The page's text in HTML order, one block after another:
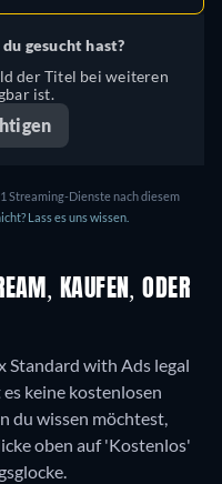
gesucht hast?
der Titel bei weiteren
ist.
Streaming-Dienste nach diesem
Lass es uns wissen.
KAUFEN, ODER
with Ads legal
keine kostenlosen
du wissen möchtest,
oben auf 'Kostenlos'